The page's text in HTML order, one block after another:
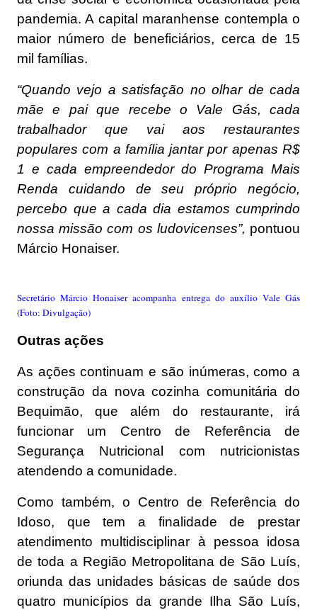
pandemia. A capital maranhense contempla o
maior número de beneficiários, cerca de 15
mil famílias.
“Quando vejo a satisfação no olhar de cada
mãe e pai que recebe o Vale Gás, cada
trabalhador que vai aos restaurantes
populares com a família jantar por apenas R$
1 e cada empreendedor do Programa Mais
Renda cuidando de seu próprio negócio,
percebo que a cada dia estamos cumprindo
nossa missão com os ludovicenses”, pontuou
Márcio Honaiser.
Secretário Márcio Honaiser acompanha entrega do auxílio Vale Gás
(Foto: Divulgação)
Outras ações
As ações continuam e são inúmeras, como a
construção da nova cozinha comunitária do
Bequimão, que além do restaurante, irá
funcionar um Centro de Referência de
Segurança Nutricional com nutricionistas
atendendo a comunidade.
Como também, o Centro de Referência do
Idoso, que tem a finalidade de prestar
atendimento multidisciplinar à pessoa idosa
de toda a Região Metropolitana de São Luís,
oriunda das unidades básicas de saúde dos
quatro municípios da grande Ilha São Luís,